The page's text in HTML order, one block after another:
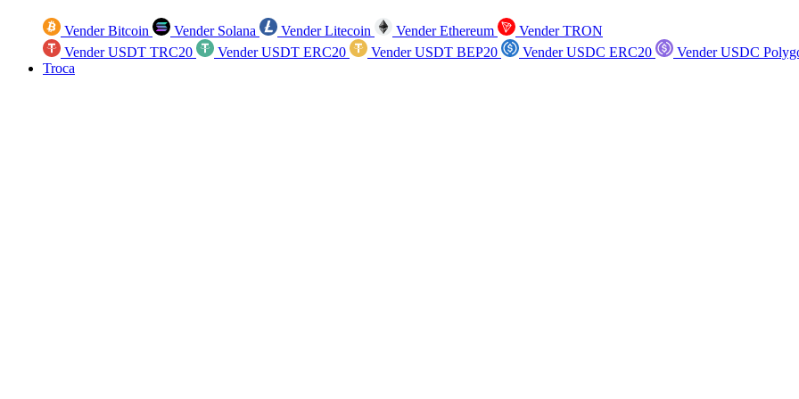
Vender Bitcoin Vender Solana Vender Litecoin Vender Ethereum
Vender TRON
Vender USDT TRC20
Vender USDT ERC20 Vender USDT BEP20 Vender USDC ERC20
Vender USDC
Troca